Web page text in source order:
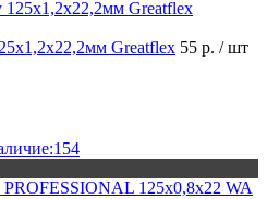
Greatflex 55 р. / шт